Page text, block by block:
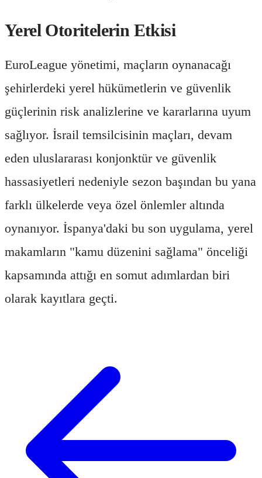
Yerel Otoritelerin Etkisi
EuroLeague yönetimi, maçların oynanacağı
şehirlerdeki yerel hükümetlerin ve güvenlik
güçlerinin risk analizlerine ve kararlarına uyum
sağlıyor. İsrail temsilcisinin maçları, devam
eden uluslararası konjonktür ve güvenlik
hassasiyetleri nedeniyle sezon başından bu yana
farklı ülkelerde veya özel önlemler altında
oynanıyor. İspanya'daki bu son uygulama, yerel
makamların "kamu düzenini sağlama" önceliği
kapsamında attığı en somut adımlardan biri
olarak kayıtlara geçti.